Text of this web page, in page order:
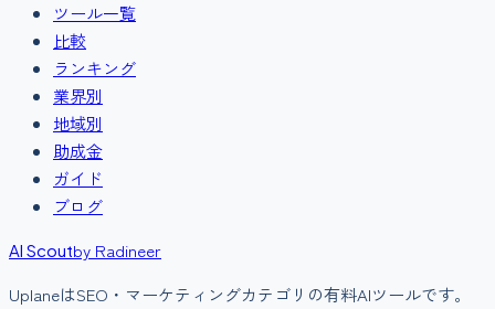
ツール一覧
比較
ランキング
業界別
地域別
助成金
ガイド
ブログ
AI Scoutby Radineer
UplaneはSEO・マーケティングカテゴリの有料AIツールです。